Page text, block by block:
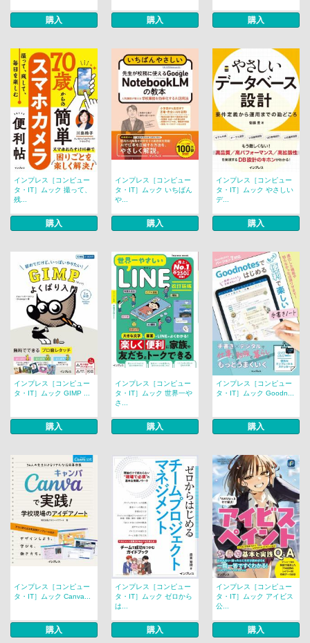
購入 購入 購入
インプレス［コンピュー
タ・IT］ムック 撮って、
残...
購入
インプレス［コンピュー
タ・IT］ムック いちばん
や...
購入
インプレス［コンピュー
タ・IT］ムック やさしい
デ...
購入
インプレス［コンピュー
タ・IT］ムック GIMP ...
購入
インプレス［コンピュー
タ・IT］ムック 世界一や
さ...
購入
インプレス［コンピュー
タ・IT］ムック Goodn...
購入
インプレス［コンピュー
タ・IT］ムック Canva...
購入
インプレス［コンピュー
タ・IT］ムック ゼロから
は...
購入
インプレス［コンピュー
タ・IT］ムック アイビス
公...
購入